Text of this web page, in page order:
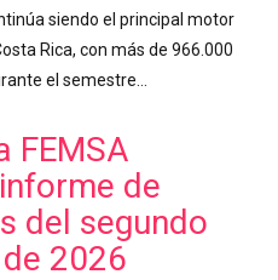
siendo el principal motor
Rica, con más de 966.000
el semestre…
FEMSA
de
del segundo
2026